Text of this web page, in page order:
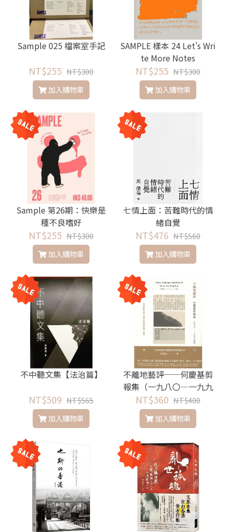
Sample 025 檔案室手記
NT$255 NT$300
加入購物車
SAMPLE 樣本 24 Let's Wri
te More Notes
NT$255 NT$300
加入購物車
Sample 第26期：快樂是
種不良嗜好
NT$255 NT$300
加入購物車
七情上面：苦難時代的情
緒自覺
NT$476 NT$560
加入購物車
不中聽文集【法治篇】
NT$509 NT$565
加入購物車
不離地藝評──何慶基剪
報集（一九八〇—一九九
〇年代）
NT$360 NT$400
加入購物車